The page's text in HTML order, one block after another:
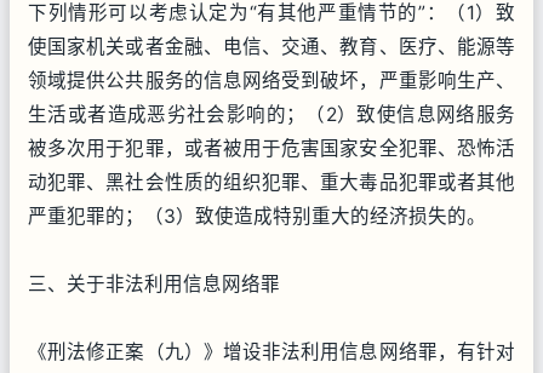
下列情形可以考虑认定为“有其他严重情节的”：（1）致
使国家机关或者金融、电信、交通、教育、医疗、能源等
领域提供公共服务的信息网络受到破坏，严重影响生产、
生活或者造成恶劣社会影响的；（2）致使信息网络服务
被多次用于犯罪，或者被用于危害国家安全犯罪、恐怖活
动犯罪、黑社会性质的组织犯罪、重大毒品犯罪或者其他
严重犯罪的；（3）致使造成特别重大的经济损失的。
三、关于非法利用信息网络罪
《刑法修正案（九）》增设非法利用信息网络罪，有针对